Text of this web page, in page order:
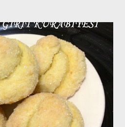
Ben burada yeni yazımı
Akhisarspor maçını izliyor diğer
olduğunu da belirteyim bu arada😊
1-0 yeniliyor Galatasaray 😊Yazımı
iletirim merak etmeyin😉😉Milli
çekmiyor anladığınız üzere.. ...